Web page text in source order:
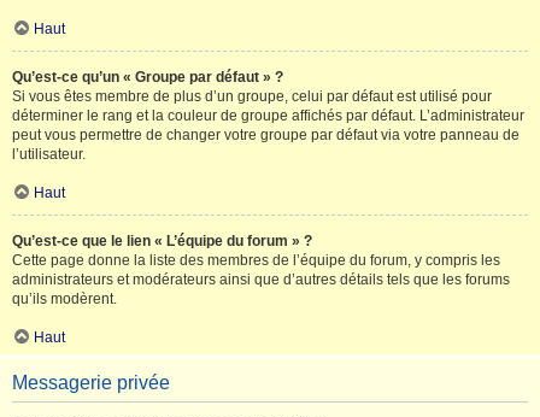
Haut
Qu’est-ce qu’un « Groupe par défaut » ?
Si vous êtes membre de plus d’un groupe, celui par défaut est utilisé pour
déterminer le rang et la couleur de groupe affichés par défaut. L’administrateur
peut vous permettre de changer votre groupe par défaut via votre panneau de
l’utilisateur.
Haut
Qu’est-ce que le lien « L’équipe du forum » ?
Cette page donne la liste des membres de l’équipe du forum, y compris les
administrateurs et modérateurs ainsi que d’autres détails tels que les forums
qu’ils modèrent.
Haut
Messagerie privée